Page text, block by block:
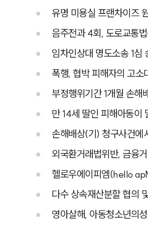
유명 미용실 프랜차이즈
음주전과 4회, 도로교통
임차인상대 명도소송 1
폭행, 협박 피해자의 고소
부정행위기간 1개월 손해
만 14세 딸인 피해아동이
손해배상(기) 청구사건에
외국환거래법위반, 금융
헬로우에이피엠(hello
다수 상속재산분할 협의
영아살해, 아동청소년의